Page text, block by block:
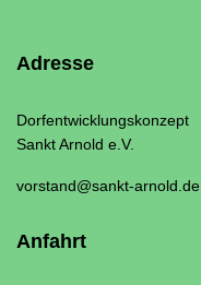
Adresse
Dorfentwicklungskonzept
Sankt Arnold e.V.
vorstand@sankt-arnold.de
Anfahrt